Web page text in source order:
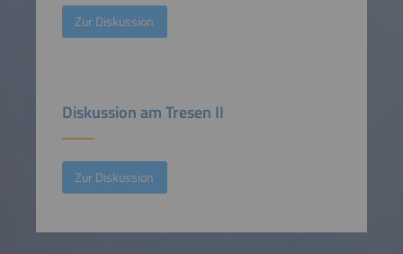
Zur Diskussion
Diskussion am Tresen II
Zur Diskussion